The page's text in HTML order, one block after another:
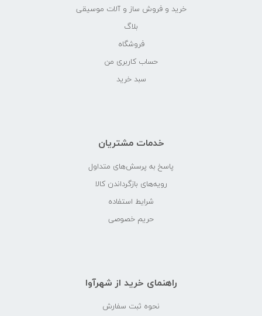
خرید و فروش ساز و آلات موسیقی
بلاگ
فروشگاه
حساب کاربری من
سبد خرید
خدمات مشتریان
پاسخ به پرسش‌های متداول
رویه‌های بازگرداندن کالا
شرایط استفاده
حریم خصوصی
راهنمای خرید از شهرآوا
نحوه ثبت سفارش